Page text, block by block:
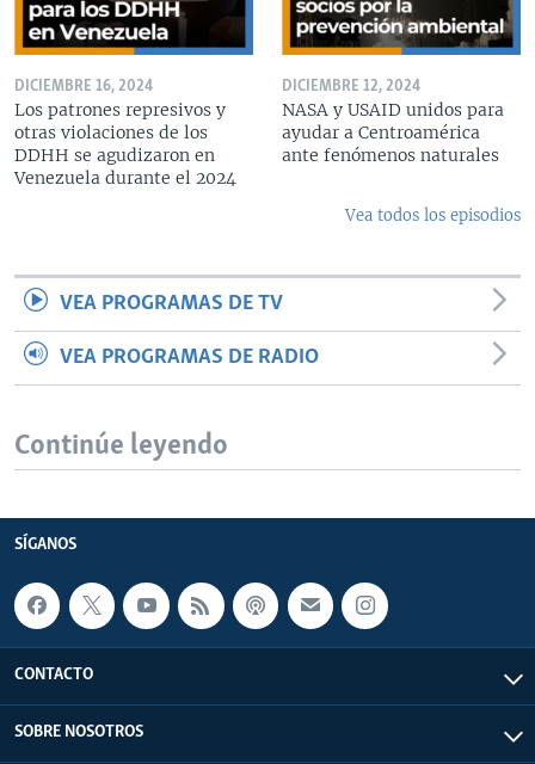
DICIEMBRE 16, 2024
Los patrones represivos y
otras violaciones de los
DDHH se agudizaron en
Venezuela durante el 2024
DICIEMBRE 12, 2024
NASA y USAID unidos para
ayudar a Centroamérica
ante fenómenos naturales
Vea todos los episodios
VEA PROGRAMAS DE TV
VEA PROGRAMAS DE RADIO
Continúe leyendo
SÍGANOS
CONTACTO
SOBRE NOSOTROS